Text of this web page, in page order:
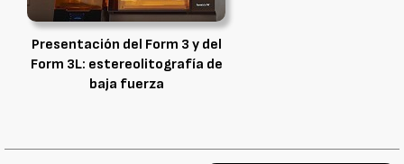
Presentación del Form 3 y del
Form 3L: estereolitografía de
baja fuerza